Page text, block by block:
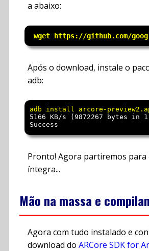
a abaixo:
wget https://github.com/
Após o download, instale o
adb:
5166 KB/s (9872267 bytes in
Pronto! Agora partiremos para
íntegra...
Mão na massa e
Agora com tudo instalado e
download do ARCore SDK for